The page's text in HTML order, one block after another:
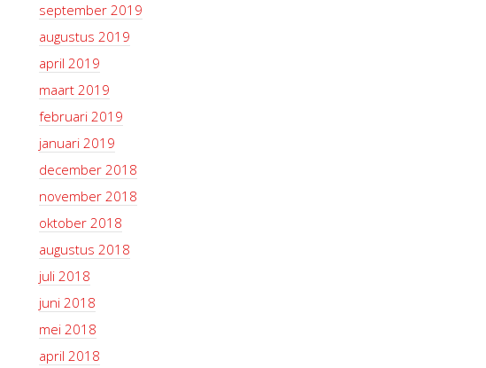
september 2019
augustus 2019
april 2019
maart 2019
februari 2019
januari 2019
december 2018
november 2018
oktober 2018
augustus 2018
juli 2018
juni 2018
mei 2018
april 2018